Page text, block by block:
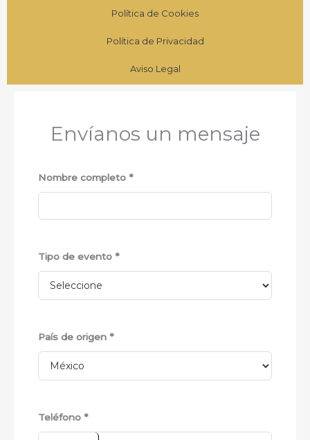
Política de Cookies
Política de Privacidad
Aviso Legal
Envíanos un mensaje
Nombre completo *
Tipo de evento *
País de origen *
Teléfono *